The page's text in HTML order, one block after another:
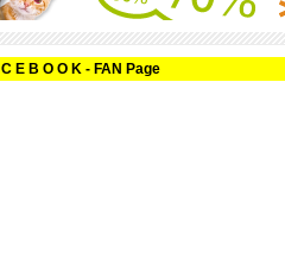
C E B O O K - FAN Page